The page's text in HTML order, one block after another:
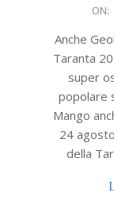
15
ON:
Anche
Taranta
super
popolare
Mango
24
della